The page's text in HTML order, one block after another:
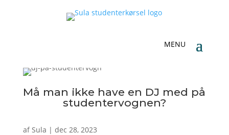
Må man ikke have en DJ med på
studentervognen?
afSula | dec 28, 2023